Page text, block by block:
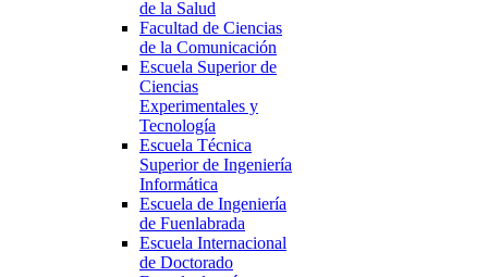
de la Salud
Facultad de Ciencias
de la Comunicación
Escuela Superior de
Ciencias
Experimentales y
Tecnología
Escuela Técnica
Superior de Ingeniería
Informática
Escuela de Ingeniería
de Fuenlabrada
Escuela Internacional
de Doctorado